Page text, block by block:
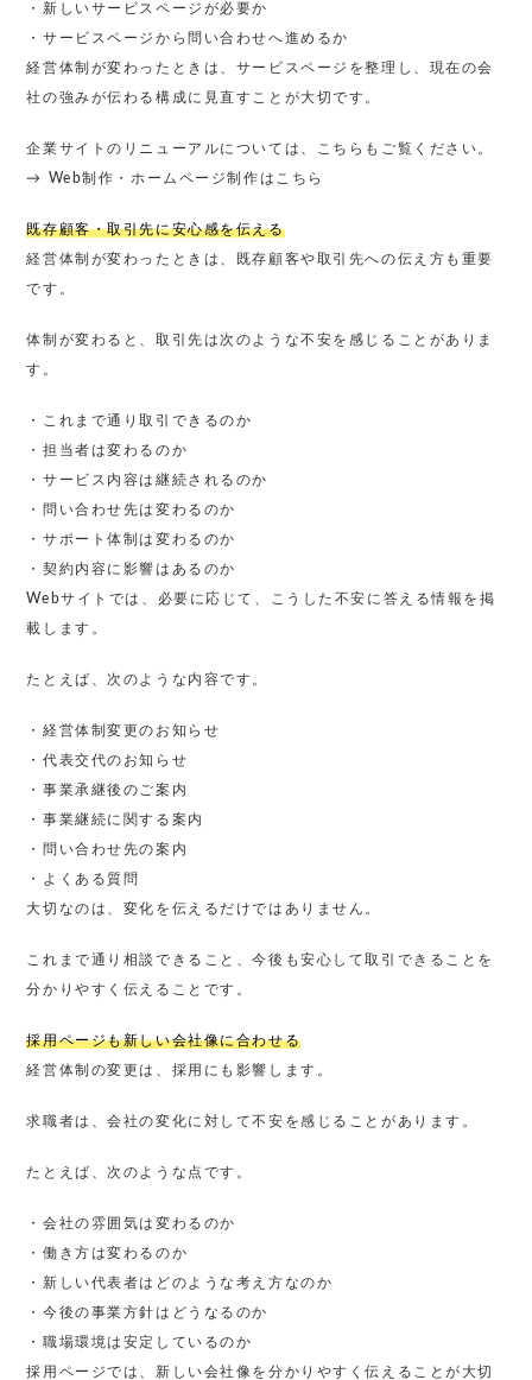
・新しいサービスページが必要か
・サービスページから問い合わせへ進めるか
経営体制が変わったときは、サービスページを整理し、現在の会
社の強みが伝わる構成に見直すことが大切です。
企業サイトのリニューアルについては、こちらもご覧ください。
→ Web制作・ホームページ制作はこちら
既存顧客・取引先に安心感を伝える
経営体制が変わったときは、既存顧客や取引先への伝え方も重要
です。
体制が変わると、取引先は次のような不安を感じることがありま
す。
・これまで通り取引できるのか
・担当者は変わるのか
・サービス内容は継続されるのか
・問い合わせ先は変わるのか
・サポート体制は変わるのか
・契約内容に影響はあるのか
Webサイトでは、必要に応じて、こうした不安に答える情報を掲
載します。
たとえば、次のような内容です。
・経営体制変更のお知らせ
・代表交代のお知らせ
・事業承継後のご案内
・事業継続に関する案内
・問い合わせ先の案内
・よくある質問
大切なのは、変化を伝えるだけではありません。
これまで通り相談できること、今後も安心して取引できることを
分かりやすく伝えることです。
採用ページも新しい会社像に合わせる
経営体制の変更は、採用にも影響します。
求職者は、会社の変化に対して不安を感じることがあります。
たとえば、次のような点です。
・会社の雰囲気は変わるのか
・働き方は変わるのか
・新しい代表者はどのような考え方なのか
・今後の事業方針はどうなるのか
・職場環境は安定しているのか
採用ページでは、新しい会社像を分かりやすく伝えることが大切